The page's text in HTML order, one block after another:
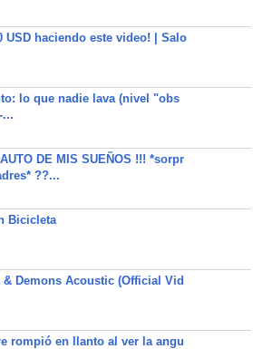
USD haciendo este video! | Salo
lo que nadie lava (nivel "obs
...
DE MIS SUEÑOS !!! *sorpr
??...
Bicicleta
Demons Acoustic (Official Vid
rompió en llanto al ver la angu